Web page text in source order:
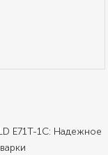
E71T-1C: Надежное